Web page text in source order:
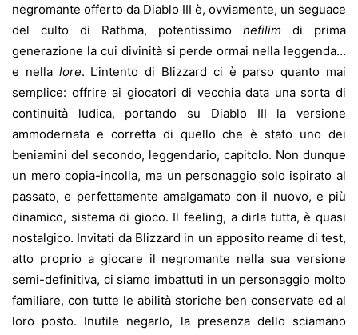
negromante offerto da Diablo III è, ovviamente, un seguace
del culto di Rathma, potentissimo nefilim di prima
generazione la cui divinità si perde ormai nella leggenda…
e nella lore. L’intento di Blizzard ci è parso quanto mai
semplice: offrire ai giocatori di vecchia data una sorta di
continuità ludica, portando su Diablo III la versione
ammodernata e corretta di quello che è stato uno dei
beniamini del secondo, leggendario, capitolo. Non dunque
un mero copia-incolla, ma un personaggio solo ispirato al
passato, e perfettamente amalgamato con il nuovo, e più
dinamico, sistema di gioco. Il feeling, a dirla tutta, è quasi
nostalgico. Invitati da Blizzard in un apposito reame di test,
atto proprio a giocare il negromante nella sua versione
semi-definitiva, ci siamo imbattuti in un personaggio molto
familiare, con tutte le abilità storiche ben conservate ed al
loro posto. Inutile negarlo, la presenza dello sciamano